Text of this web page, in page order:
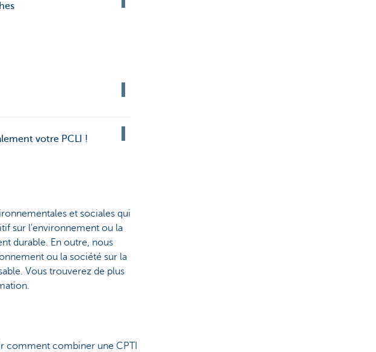
votre PCLI !
et sociales qui
sur l'environnement ou la
durable. En outre, nous
ou la société sur la
Vous trouverez de plus
comment combiner une CPTI